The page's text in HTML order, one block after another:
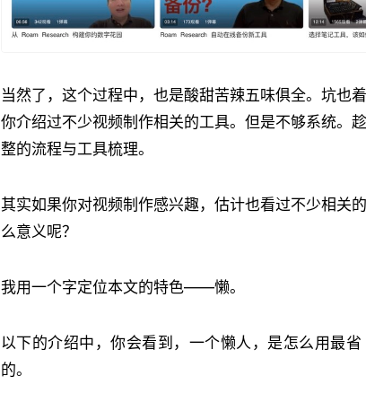
当然了，这个过程中，也是酸甜苦辣五味俱全。坑也
你介绍过不少视频制作相关的工具。但是不够系统。
整的流程与工具梳理。
其实如果你对视频制作感兴趣，估计也看过不少相关
么意义呢？
我用一个字定位本文的特色——懒。
以下的介绍中，你会看到，一个懒人，是怎么用最
的。